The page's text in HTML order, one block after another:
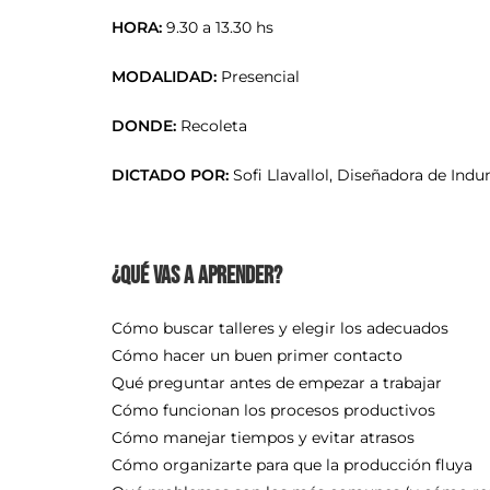
HORA: 9.30 a 13.30 hs
MODALIDAD: Presencial
DONDE: Recoleta
DICTADO POR: Sofi Llavallol, Diseñadora de
¿Qué vas a aprender?
Cómo buscar talleres y elegir los adecuados
Cómo hacer un buen primer contacto
Qué preguntar antes de empezar a trabajar
Cómo funcionan los procesos productivos
Cómo manejar tiempos y evitar atrasos
Cómo organizarte para que la producción fluya